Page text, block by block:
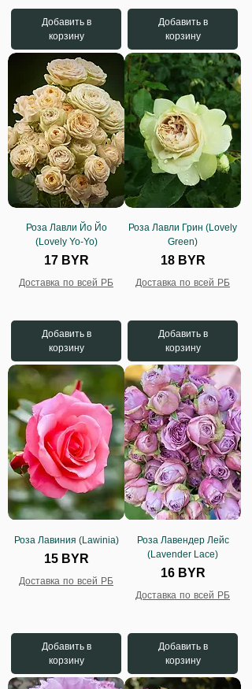
Добавить в
корзину
Добавить в
корзину
Роза Лавли Йо Йо
(Lovely Yo-Yo)
Цена
17 BYR
Доставка по всей РБ
Добавить в
корзину
Роза Лавли Грин (Lovely
Green)
Цена
18 BYR
Доставка по всей РБ
Добавить в
корзину
Роза Лавиния (Lawinia)
Цена
15 BYR
Доставка по всей РБ
Добавить в
корзину
Роза Лавендер Лейс
(Lavender Lace)
Цена
16 BYR
Доставка по всей РБ
Добавить в
корзину